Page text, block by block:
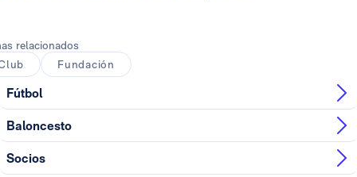
relacionados
Fundación
Fútbol
Baloncesto
Socios